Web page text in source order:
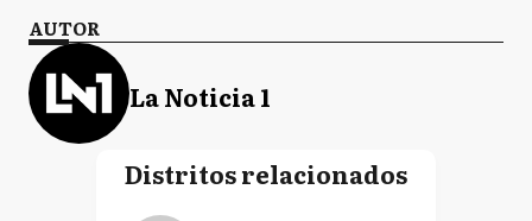
AUTOR
La Noticia 1
Distritos relacionados